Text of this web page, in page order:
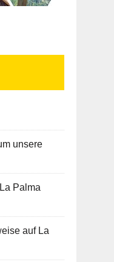
unsere
Palma
auf La